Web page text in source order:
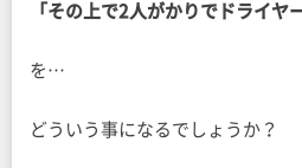
「その上で2人がかりでドライヤ
を…
どういう事になるでしょうか？